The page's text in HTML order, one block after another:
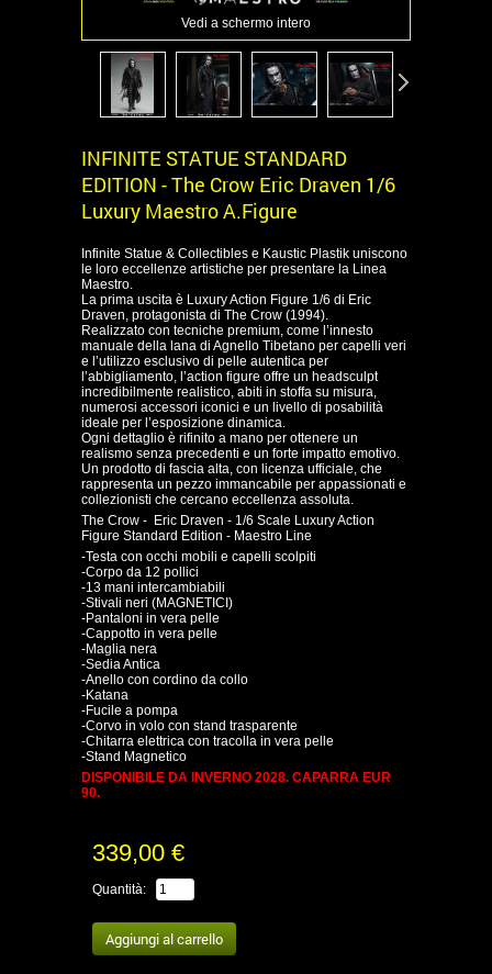
Vedi a schermo intero
INFINITE STATUE STANDARD
EDITION - The Crow Eric Draven 1/6
Luxury Maestro A.Figure
Infinite Statue & Collectibles e Kaustic Plastik uniscono
le loro eccellenze artistiche per presentare la Linea
Maestro.
La prima uscita è Luxury Action Figure 1/6 di Eric
Draven, protagonista di The Crow (1994).
Realizzato con tecniche premium, come l’innesto
manuale della lana di Agnello Tibetano per capelli veri
e l’utilizzo esclusivo di pelle autentica per
l’abbigliamento, l’action figure offre un headsculpt
incredibilmente realistico, abiti in stoffa su misura,
numerosi accessori iconici e un livello di posabilità
ideale per l’esposizione dinamica.
Ogni dettaglio è rifinito a mano per ottenere un
realismo senza precedenti e un forte impatto emotivo.
Un prodotto di fascia alta, con licenza ufficiale, che
rappresenta un pezzo immancabile per appassionati e
collezionisti che cercano eccellenza assoluta.
The Crow - Eric Draven - 1/6 Scale Luxury Action
Figure Standard Edition - Maestro Line
-Testa con occhi mobili e capelli scolpiti
-Corpo da 12 pollici
-13 mani intercambiabili
-Stivali neri (MAGNETICI)
-Pantaloni in vera pelle
-Cappotto in vera pelle
-Maglia nera
-Sedia Antica
-Anello con cordino da collo
-Katana
-Fucile a pompa
-Corvo in volo con stand trasparente
-Chitarra elettrica con tracolla in vera pelle
-Stand Magnetico
DISPONIBILE DA INVERNO 2028. CAPARRA EUR
90.
339,00 €
Quantità: